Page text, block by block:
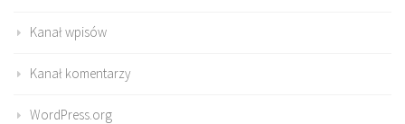
Kanał wpisów
Kanał komentarzy
WordPress.org